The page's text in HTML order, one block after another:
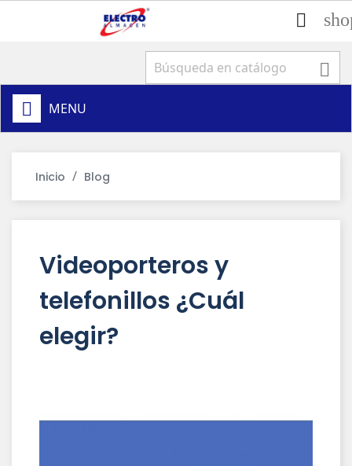


MENU
Inicio Blog
Videoporteros y
telefonillos ¿Cuál
elegir?